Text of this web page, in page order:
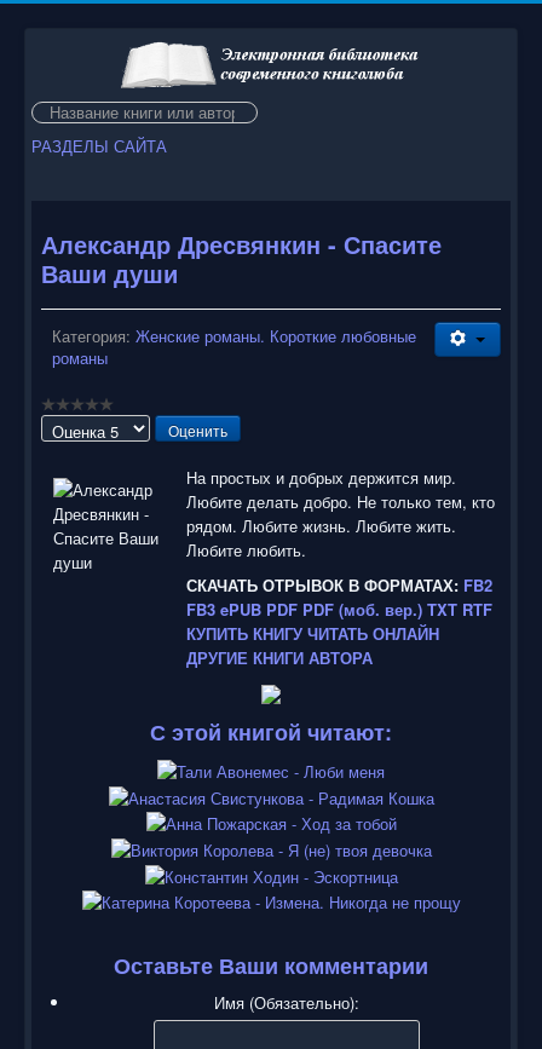
Искать...
РАЗДЕЛЫ САЙТА
Александр Дресвянкин - Спасите
Ваши души
Категория: Женские романы. Короткие любовные
романы
Пожалуйста,
На простых и добрых держится мир.
Любите делать добро. Не только тем, кто
рядом. Любите жизнь. Любите жить.
Любите любить.
СКАЧАТЬ ОТРЫВОК В ФОРМАТАХ: FB2
FB3 ePUB PDF PDF (моб. вер.) TXT RTF
КУПИТЬ КНИГУ ЧИТАТЬ ОНЛАЙН
ДРУГИЕ КНИГИ АВТОРА
С этой книгой читают:
Оставьте Ваши комментарии
Имя (Обязательно):